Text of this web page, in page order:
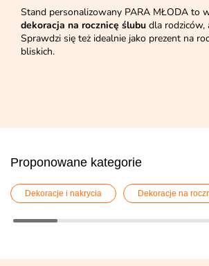
Stand personalizowany PARA MŁODA to
dekoracja na rocznicę ślubu dla rodziców,
Sprawdzi się też idealnie jako prezent na
bliskich.
Proponowane kategorie
Dekoracje i nakrycia Dekoracje na